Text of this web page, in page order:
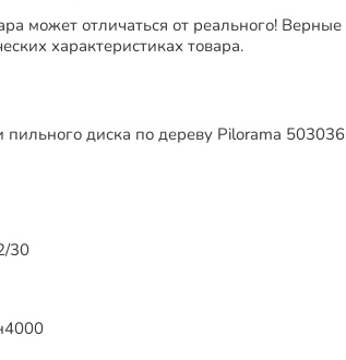
может отличаться от реального! Верные
характеристиках товара.
пильного диска по дереву Pilorama 503036
30
4000